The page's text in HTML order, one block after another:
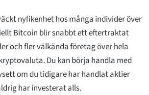
nyfikenhet hos många individer över
Bitcoin blir snabbt ett eftertraktat
och fler välkända företag över hela
Du kan börja handla med
om du tidigare har handlat aktier
har investerat alls.